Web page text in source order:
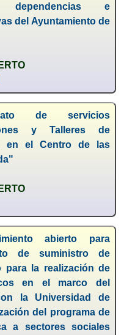
dependencias e
del Ayuntamiento de
de servicios
y Talleres de
en el Centro de las
abierto para
de suministro de
para la realización de
en el marco del
la Universidad de
del programa de
a sectores sociales